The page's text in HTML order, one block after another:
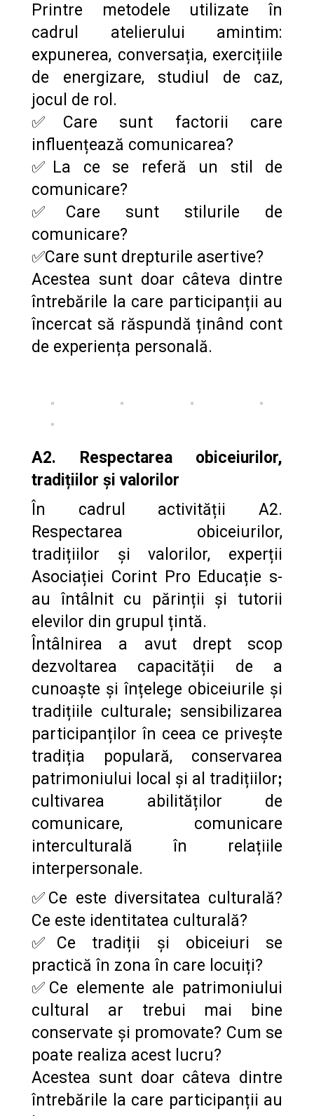
Printre metodele utilizate în
cadrul atelierului amintim:
expunerea, conversația, exercițiile
de energizare, studiul de caz,
jocul de rol.
✅Care sunt factorii care
influențează comunicarea?
✅La ce se referă un stil de
comunicare?
✅Care sunt stilurile de
comunicare?
✅Care sunt drepturile asertive?
Acestea sunt doar câteva dintre
întrebările la care participanții au
încercat să răspundă ținând cont
de experiența personală.
A2. Respectarea obiceiurilor,
tradițiilor și valorilor
În cadrul activității A2.
Respectarea obiceiurilor,
tradițiilor și valorilor, experții
Asociației Corint Pro Educație s-
au întâlnit cu părinții și tutorii
elevilor din grupul țintă.
Întâlnirea a avut drept scop
dezvoltarea capacității de a
cunoaște și înțelege obiceiurile și
tradițiile culturaleꓼ sensibilizarea
participanților în ceea ce privește
tradiția populară, conservarea
patrimoniului local și al tradițiilorꓼ
cultivarea abilităților de
comunicare, comunicare
interculturală în relațiile
interpersonale.
✅Ce este diversitatea culturală?
Ce este identitatea culturală?
✅Ce tradiții și obiceiuri se
practică în zona în care locuiți?
✅Ce elemente ale patrimoniului
cultural ar trebui mai bine
conservate și promovate? Cum se
poate realiza acest lucru?
Acestea sunt doar câteva dintre
întrebările la care participanții au